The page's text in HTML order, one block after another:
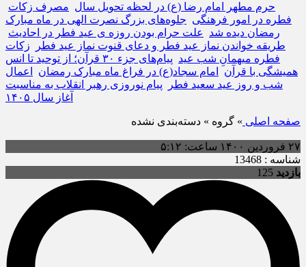
حرم مطهر امام رضا (ع) در لحظه تحویل سال مصرف زکات
فطره در امور فرهنگی جلوه‌های بزرگ نصرت الهی در ماه مبارک
رمضان دیده شد
علت حرام بودن روزه ی عید فطر در احادیث
طریقه خواندن نماز عید فطر و دعای قنوت نماز عید فطر
زکات
فطره میهمانِ شب عید
پیام‌های جزء ۳۰ قرآن؛ از توحید تا انس
همیشگی با قرآن
امام سجاد(ع) در فراغ ماه مبارک رمضان
اعمال
شب و روز عید سعید فطر
پیام نوروزی رهبر انقلاب به مناسبت
آغاز سال ۱۴۰۵
صفحه اصلی » گروه » دسته‌بندی نشده
۲۷ فروردین ۱۴۰۰ ساعت: ۵:۱۲
شناسه : 13468
بازدید 125